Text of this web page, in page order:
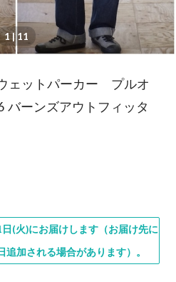
1| 11
ェットパーカー プルオ
バーンズアウトフィッタ
(火)にお届けします（お届け先に
加される場合があります）。